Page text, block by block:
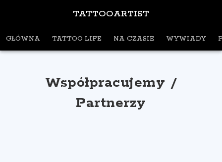
TATTOOARTIST
GŁÓWNA TATTOO LIFE NA CZASIE WYWIADY
Współpracujemy /
Partnerzy